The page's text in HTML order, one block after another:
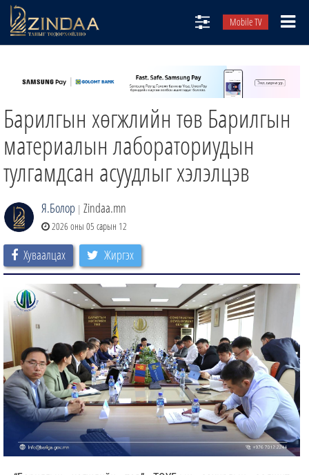
Mobile TV
ТВ8
ӨГЛӨӨНИЙ СОНИН
АУДИО ЗОХИОЛ
ЗИНДАА СЭТГҮҮЛ
Барилгын хөгжлийн төв Барилгын
материалын лабораториудын
тулгамдсан асуудлыг хэлэлцэв
Я.Болор | Zindaa.mn
2026 оны 05 сарын 12
Хуваалцах Жиргэх